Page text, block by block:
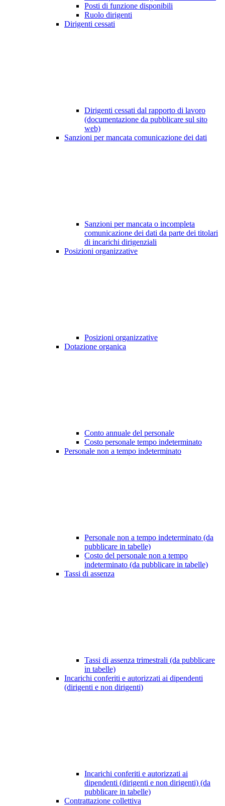
Posti di funzione disponibili
Ruolo dirigenti
Dirigenti cessati
Dirigenti cessati dal rapporto di lavoro
(documentazione da pubblicare sul sito
web)
Sanzioni per mancata comunicazione dei dati
Sanzioni per mancata o incompleta
comunicazione dei dati da parte dei titolari
di incarichi dirigenziali
Posizioni organizzative
Posizioni organizzative
Dotazione organica
Conto annuale del personale
Costo personale tempo indeterminato
Personale non a tempo indeterminato
Personale non a tempo indeterminato (da
pubblicare in tabelle)
Costo del personale non a tempo
indeterminato (da pubblicare in tabelle)
Tassi di assenza
Tassi di assenza trimestrali (da pubblicare
in tabelle)
Incarichi conferiti e autorizzati ai dipendenti
(dirigenti e non dirigenti)
Incarichi conferiti e autorizzati ai
dipendenti (dirigenti e non dirigenti) (da
pubblicare in tabelle)
Contrattazione collettiva